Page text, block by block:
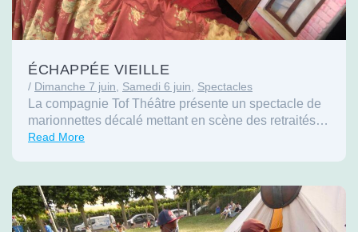
ÉCHAPPÉE VIEILLE
/ Dimanche 7 juin Samedi 6 juin Spectacles
La compagnie Tof Théâtre présente un spectacle de
marionnettes décalé mettant en scène des retraités…
Read More